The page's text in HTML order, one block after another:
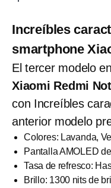
Increíbles
smartphone
El tercer modelo
Xiaomi Redmi
con Increíbles
anterior modelo
Colores: Lavanda,
Pantalla AMOLED
Tasa de refresco:
Brillo: 1300 nits de